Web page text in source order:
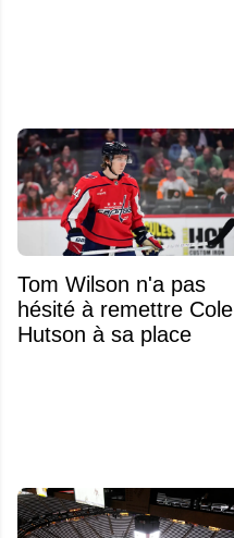
Tom Wilson n'a pas
hésité à remettre Cole
Hutson à sa place